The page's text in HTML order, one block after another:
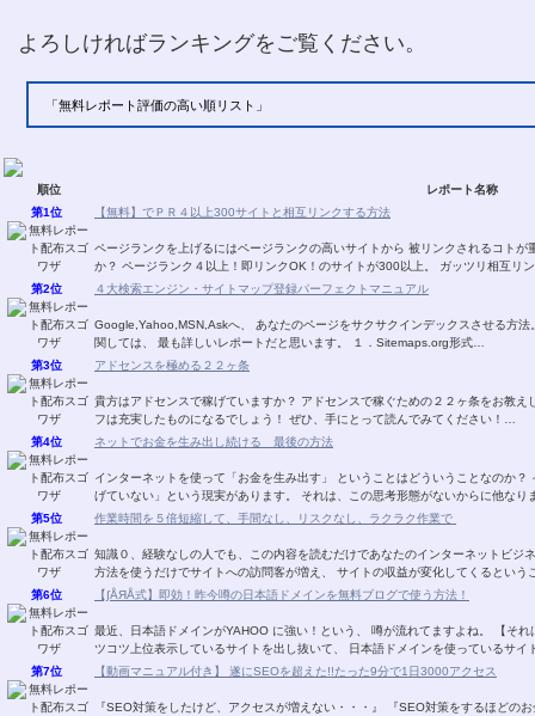
よろしければランキングをご覧ください。
「無料レポート評価の高い順リスト」
順位
レポート名称
第1位
【無料】でＰＲ４以上300サイトと相互リンクする方法
ページランクを上げるにはページランクの高いサイトから 被リンクされるコトが重要です。 でも、被リンク先を探す
か？ ページランク４以上！即リンクOK！の
第2位
４大検索エンジン・サイトマップ登録パーフェクトマニュアル
Google,Yahoo,MSN,Askへ、 あなたのページをサクサクインデックスさせる方法。 2007年5月現在、日本におけるサイトマップ利
関しては、 最も詳しいレポートだと思います。 １．Sitemaps.org形式…
第3位
アドセンスを極める２２ヶ条
貴方はアドセンスで稼げていますか？ アドセンスで稼ぐための２２ヶ条をお教
フは充実したものになるでしょう！ ぜひ、手にとって読んでみてください！…
第4位
ネットでお金を生み出し続ける 最後の方法
インターネットを使って「お金を生み出す」 ということはどういうことなのか？ インターネットビジネスを始めたほとんどの人が 「稼
げていない」という現実があります。 それは、この思考形態がないから
第5位
作業時間を５倍短縮して、手間なし、リスクなし、ラクラク作業で
知識０、経験なしの人でも、この内容を読むだけであなたのインターネットビジネスの「販売力
第6位 【∫ÅЯÅ式】即効！昨今噂の日本語ドメインを無料ブログで使う方法！
最近、日本語ドメインがYAHOO に強い！という、 噂が流れてますよね。 【それは事実のようです！】 というのは、 ＳＥＯを掛け、コ
ツコツ上位表示しているサイトを出し抜いて、 日本語ドメインを使っている
第7位
【動画マニュアル付き】 遂にSEOを超えた!!たった9分で1日3000アクセス
『SEO対策をしたけど、アクセスが増えない・・・』 『SEO対策をするほどのお金も無い・・・』 もう、こ